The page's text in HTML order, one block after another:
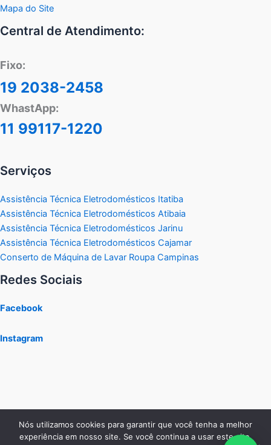
Mapa do Site
Central de Atendimento:
Fixo:
19 2038-2458
WhastApp:
11 99117-1220
Serviços
Assistência Técnica Eletrodomésticos Itatiba
Assistência Técnica Eletrodomésticos Atibaia
Assistência Técnica Eletrodomésticos Jarinu
Assistência Técnica Eletrodomésticos Cajamar
Conserto de Máquina de Lavar Roupa Campinas
Redes Sociais
Facebook
Instagram
Nós utilizamos cookies para garantir que você tenha a melhor
experiência em nosso site. Se você continua a usar este site,